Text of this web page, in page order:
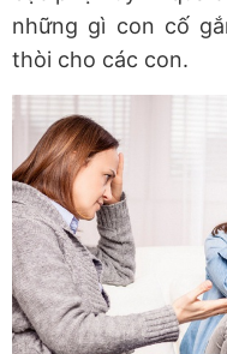
những gì con cố
thòi cho các con.